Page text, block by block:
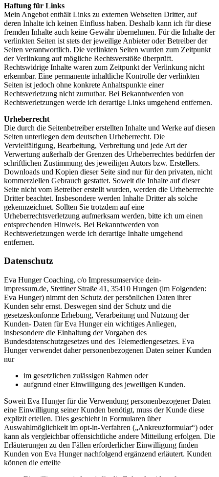
Haftung für Links
Mein Angebot enthält Links zu externen Webseiten Dritter, auf
deren Inhalte ich keinen Einfluss haben. Deshalb kann ich für diese
fremden Inhalte auch keine Gewähr übernehmen. Für die Inhalte der
verlinkten Seiten ist stets der jeweilige Anbieter oder Betreiber der
Seiten verantwortlich. Die verlinkten Seiten wurden zum Zeitpunkt
der Verlinkung auf mögliche Rechtsverstöße überprüft.
Rechtswidrige Inhalte waren zum Zeitpunkt der Verlinkung nicht
erkennbar. Eine permanente inhaltliche Kontrolle der verlinkten
Seiten ist jedoch ohne konkrete Anhaltspunkte einer
Rechtsverletzung nicht zumutbar. Bei Bekanntwerden von
Rechtsverletzungen werde ich derartige Links umgehend entfernen.
Urheberrecht
Die durch die Seitenbetreiber erstellten Inhalte und Werke auf diesen
Seiten unterliegen dem deutschen Urheberrecht. Die
Vervielfältigung, Bearbeitung, Verbreitung und jede Art der
Verwertung außerhalb der Grenzen des Urheberrechtes bedürfen der
schriftlichen Zustimmung des jeweiligen Autors bzw. Erstellers.
Downloads und Kopien dieser Seite sind nur für den privaten, nicht
kommerziellen Gebrauch gestattet. Soweit die Inhalte auf dieser
Seite nicht vom Betreiber erstellt wurden, werden die Urheberrechte
Dritter beachtet. Insbesondere werden Inhalte Dritter als solche
gekennzeichnet. Sollten Sie trotzdem auf eine
Urheberrechtsverletzung aufmerksam werden, bitte ich um einen
entsprechenden Hinweis. Bei Bekanntwerden von
Rechtsverletzungen werde ich derartige Inhalte umgehend
entfernen.
Datenschutz
Eva Hunger Coaching, c/o Impressumservice dein-
impressum.de, Stettiner Straße 41, 35410 Hungen (im Folgenden:
Eva Hunger) nimmt den Schutz der persönlichen Daten ihrer
Kunden sehr ernst. Deswegen sind der Schutz und die
gesetzeskonforme Erhebung, Verarbeitung und Nutzung der
Kunden- Daten für Eva Hunger ein wichtiges Anliegen,
insbesondere die Einhaltung der Vorgaben des
Bundesdatenschutzgesetzes und des Telemediengesetzes. Eva
Hunger verwendet daher personenbezogenen Daten seiner Kunden
nur
im gesetzlichen zulässigen Rahmen oder
aufgrund einer Einwilligung des jeweiligen Kunden.
Soweit Eva Hunger für die Verwendung personenbezogener Daten
eine Einwilligung seiner Kunden benötigt, muss der Kunde diese
explizit erteilen. Dies geschieht in Formularen über
Auswahlmöglichkeit im opt-in-Verfahren („Ankreuzformular“) oder
kann als vergleichbar offensichtliche andere Mitteilung erfolgen. Die
Erläuterungen zu den Fällen erforderlicher Einwilligung finden
Kunden von Eva Hunger nachfolgend ergänzend erläutert. Kunden
können die erteilte